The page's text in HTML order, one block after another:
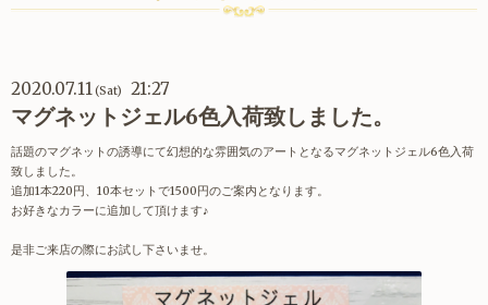
2020.07.11(Sat) 21:27
マグネットジェル6色入荷致しました。
話題のマグネットの誘導にて幻想的な雰囲気のアートとなるマグネットジェル6色入荷
致しました。
追加1本220円、10本セットで1500円のご案内となります。
お好きなカラーに追加して頂けます♪
是非ご来店の際にお試し下さいませ。